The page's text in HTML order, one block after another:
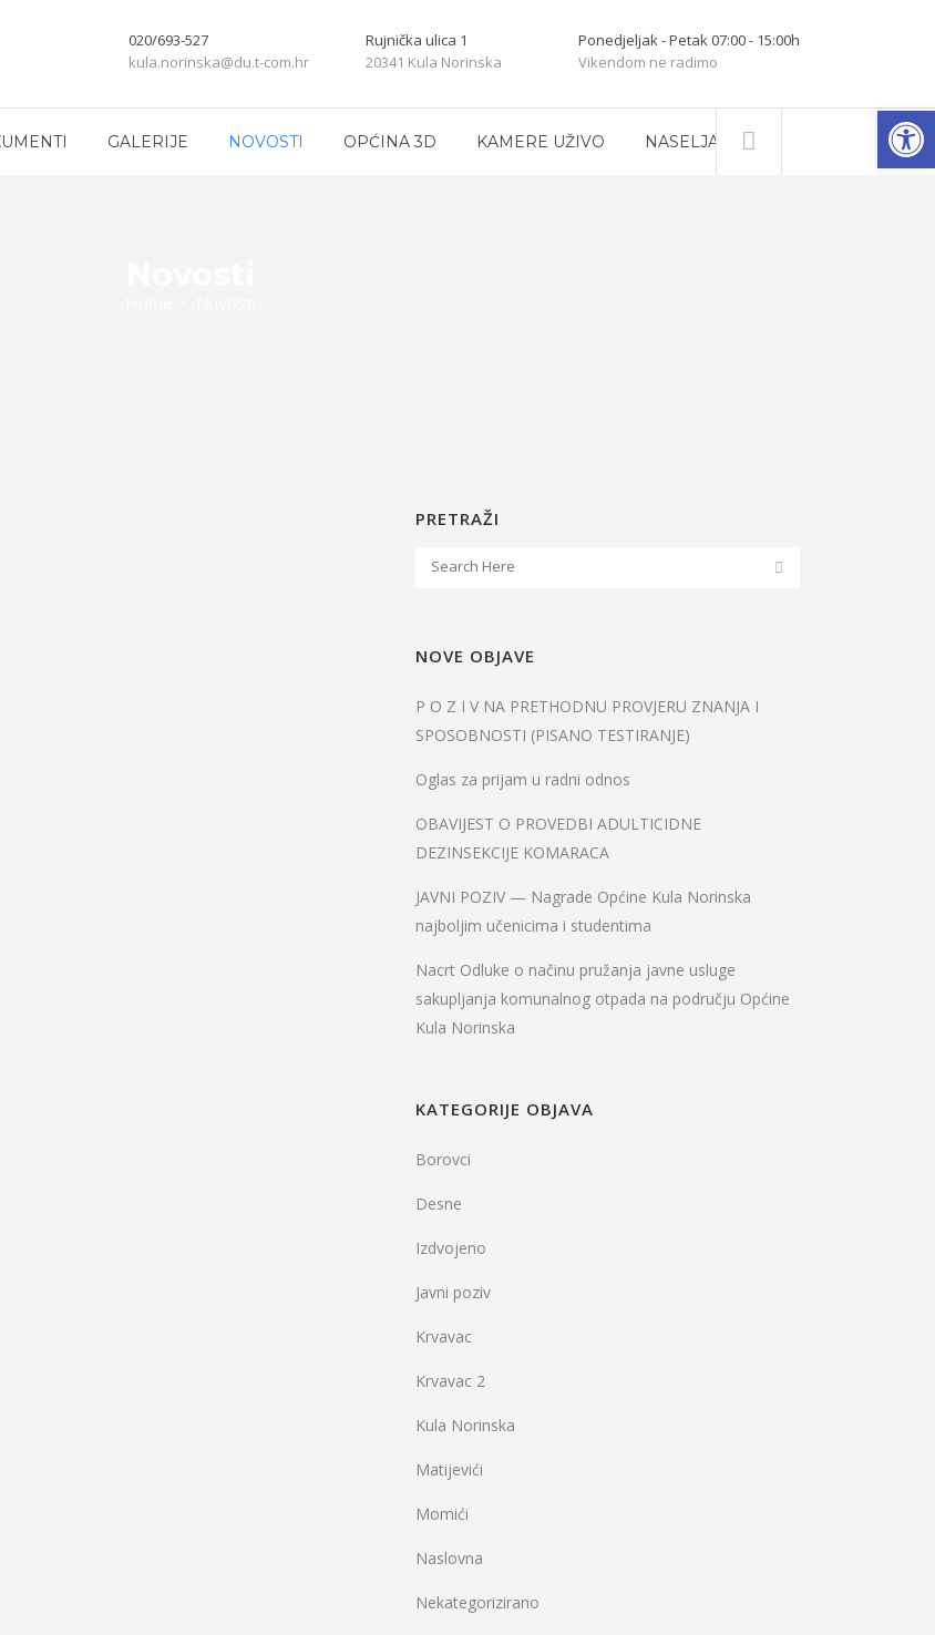
020/693-527
kula.norinska@du.t-com.hr
Rujnička ulica 1
20341 Kula Norinska
Ponedjeljak - Petak 07:00 - 15:00h
Vikendom ne radimo
GALERIJE NOVOSTI OPĆINA 3D KAMERE UŽIVO NASELJA
PRETRAŽI
NOVE OBJAVE
P O Z I V NA PRETHODNU PROVJERU ZNANJA I
SPOSOBNOSTI (PISANO TESTIRANJE)
Oglas za prijam u radni odnos
OBAVIJEST O PROVEDBI ADULTICIDNE
DEZINSEKCIJE KOMARACA
JAVNI POZIV — Nagrade Općine Kula Norinska
najboljim učenicima i studentima
Nacrt Odluke o načinu pružanja javne usluge
sakupljanja komunalnog otpada na području Općine
Kula Norinska
KATEGORIJE OBJAVA
Borovci
Desne
Izdvojeno
Javni poziv
Krvavac
Krvavac 2
Kula Norinska
Matijevići
Momići
Naslovna
Nekategorizirano